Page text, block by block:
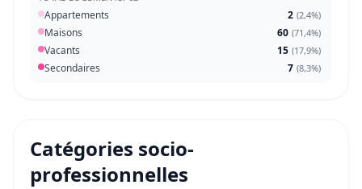
Appartements 2 (2,4%)
Maisons 60 (71,4%)
Vacants 15 (17,9%)
Secondaires 7 (8,3%)
Catégories socio-
professionnelles